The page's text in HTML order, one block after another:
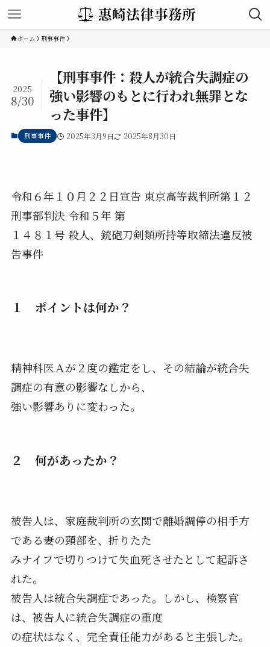
ホーム 刑事事件
【刑事事件：殺人が統合失調症の
強い影響のもとに行われ無罪とな
った事件】
2025
8/30
刑事事件 2025年3月9日 2025年8月30日
令和６年１０月２２日宣告 東京高等裁判所第１２
刑事部判決 令和５年 第
１４８１号 殺人、銃砲刀剣類所持等取締法違反被
告事件
１ ポイントは何か？
精神科医Ａが２度の鑑定をし、その結論が統合失
調症の有意の影響なしから、
強い影響ありに変わった。
２ 何があったか？
被告人は、家庭裁判所の玄関で離婚調停の相手方
である妻の頸部を、折りたた
みナイフで切りつけて失血死させたとして起訴さ
れた。
被告人は統合失調症であった。しかし、検察官
は、被告人に統合失調症の重度
の症状はなく、完全責任能力があると主張した。